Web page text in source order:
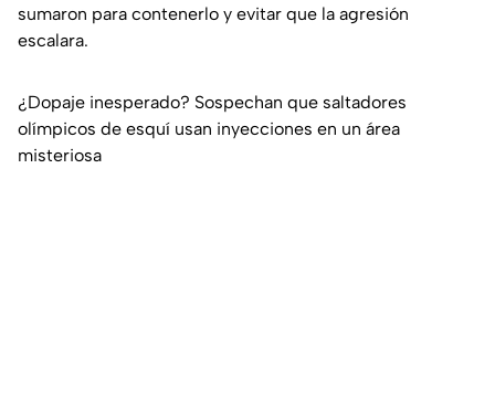
sumaron para contenerlo y evitar que la agresión
escalara.
¿Dopaje inesperado? Sospechan que saltadores
olímpicos de esquí usan inyecciones en un área
misteriosa